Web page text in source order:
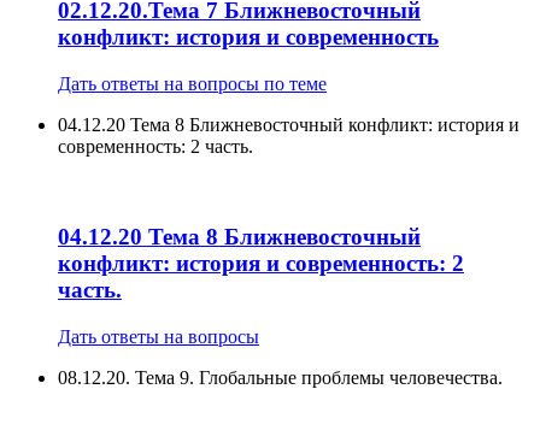
02.12.20.Тема 7 Ближневосточный
конфликт: история и современность
Дать ответы на вопросы по теме
04.12.20 Тема 8 Ближневосточный конфликт: история и
современность: 2 часть.
04.12.20 Тема 8 Ближневосточный
конфликт: история и современность: 2
часть.
Дать ответы на вопросы
08.12.20. Тема 9. Глобальные проблемы человечества.